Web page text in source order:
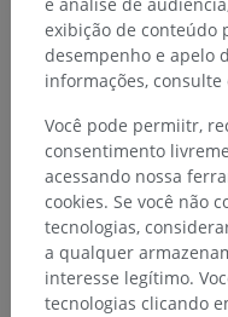
Anatomia humana 2
Corpo humano>
Órgãos dos sentidos>
Membrana timpânica
Umbigo da
Estruturas
subjacente para esta
e análise de
exibição de conteúdo
desempenho e apelo
informações, consulte
Você pode permiitr,
consentimento
acessando nossa
cookies. Se você não
tecnologias,
a qualquer
interesse legítimo.
tecnologias clicando